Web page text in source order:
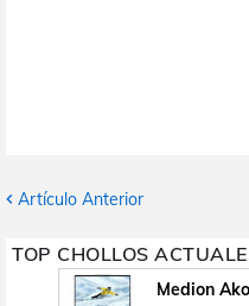
Artículo Anterior
TOP CHOLLOS
Medion